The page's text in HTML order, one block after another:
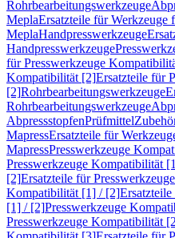
Rohrbearbeitungswerkzeuge
MeplaErsatzteile für Werkzeuge
MeplaHandpresswerkzeuge
Handpresswerkzeuge
für Presswerkzeuge
Kompatibilität [2]Ersatzteile für
[2]Rohrbearbeitungswerkzeuge
Rohrbearbeitungswerkzeuge
AbpressstopfenPrüfmittel
MapressErsatzteile für
MapressPresswerkzeuge
Presswerkzeuge Kompatibilität
[2]Ersatzteile für
Kompatibilität [1] / [2]
[1] / [2]Presswerkzeuge
Presswerkzeuge Kompatibilität